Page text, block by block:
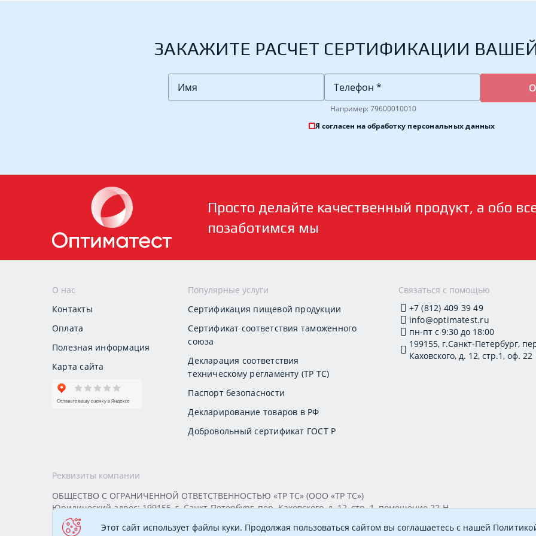
ЗАКАЖИТЕ РАСЧЕТ СЕРТИФИКАЦИИ
Например: 79600010010
Я согласен на обработку персональных данных
Просто делайте качественный продукт, а обо
позаботимся мы
О нас
Контакты
Оплата
Полезная информация
Карта сайта
Популярные услуги
Сертификация пищевой продукции
Сертификат соответствия таможенного
союза
Декларация соответствия
техническому регламенту (ТР ТС)
Паспорт безопасности
Декларирование товаров в РФ
Добровольный сертификат ГОСТ Р
Связаться с помощью
+7 (812) 409 39 49
info@optimatest.ru
пн-пт с 9:30 до 18:00
199155, г.Санкт-Петербург,
Каховского, д. 12, стр.1, оф. 22
Реквизиты компании
ОБЩЕСТВО С ОГРАНИЧЕННОЙ ОТВЕТСТВЕННОСТЬЮ «ТР ТС» (ООО «ТР ТС»)
Юридический адрес: 199155, г. Санкт-Петербург, пер. Каховского, д. 12, стр. 1, помещение 22-Н
ИНН 7813295032 КПП 780101001 ОГРН 1177847388894 ОКПО 20395319 Генеральный директор: Соколова Алёна
Этот сайт использует файлы куки. Продолжая пользоваться сайтом вы соглашаетесь с нашей